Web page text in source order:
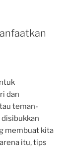
dan
teman-
membuat kita
itu, tips